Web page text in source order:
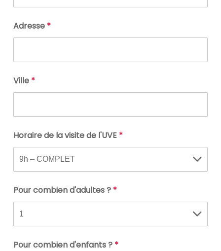
Adresse *
Ville *
Horaire de la visite de l'UVE *
Pour combien d'adultes ? *
Pour combien d'enfants ? *